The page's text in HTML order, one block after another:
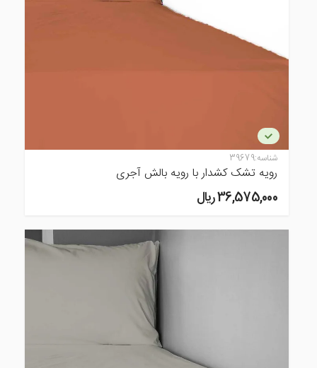
شناسه:39679
رویه تشک کشدار با رویه بالش آجری
36,575,000 ريال